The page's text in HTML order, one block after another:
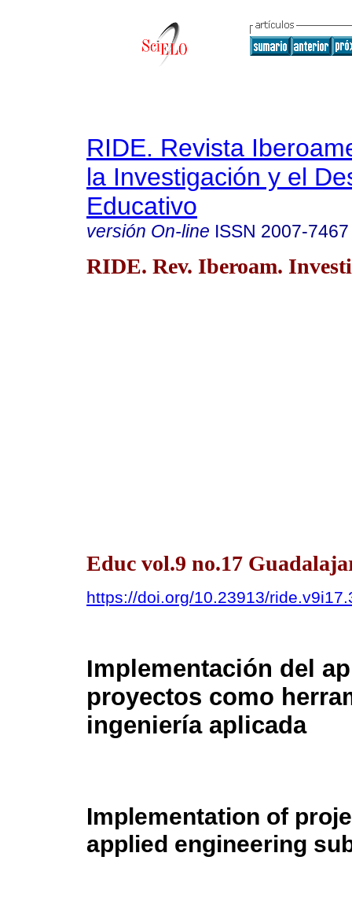
RIDE. Revista
la Investigación y el
Educativo
versión On-line ISSN 2007-7467
RIDE. Rev. Iberoam.
Educ vol.9 no.17
https://doi.org/10.23913/
Implementación del
proyectos como
ingeniería aplicada
Implementation of
applied engineering